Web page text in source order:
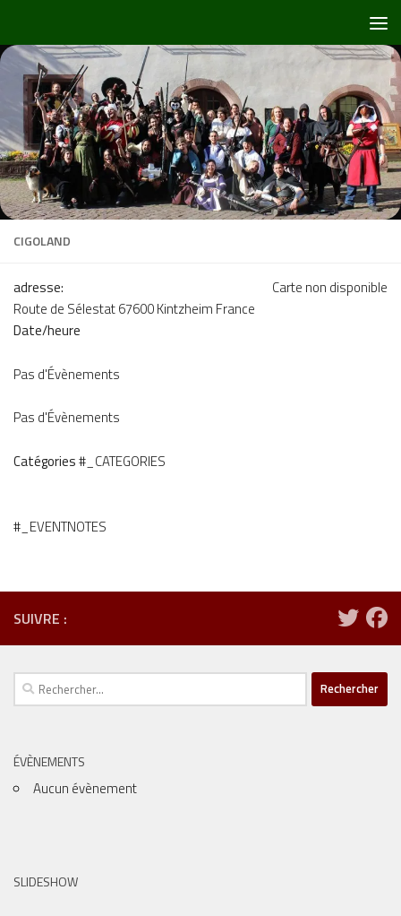
CIGOLAND
Carte non disponible
adresse:
Route de Sélestat 67600 Kintzheim France
Date/heure
Pas d'Évènements
Pas d'Évènements
Catégories#_CATEGORIES
#_EVENTNOTES
SUIVRE :
Rechercher :
ÉVÈNEMENTS
Aucun évènement
SLIDESHOW